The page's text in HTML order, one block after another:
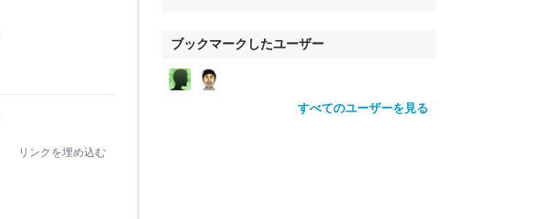
リンクを埋め込む
oo oo
ブックマークしたユーザー
すべてのユーザーを見る